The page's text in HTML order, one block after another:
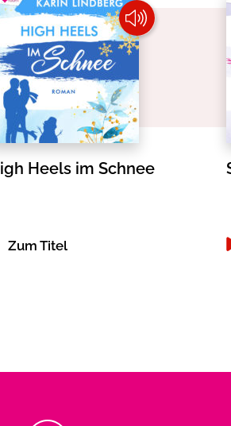
Heels im Schnee
Zum Titel